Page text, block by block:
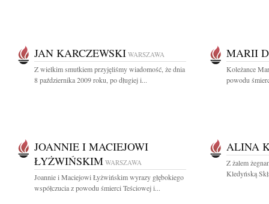
JAN KARCZEWSKI WARSZAWA
Z wielkim smutkiem przyjęliśmy wiadomość, że dnia
8 października 2009 roku, po długiej i...
MARII
Koleżance
powodu
JOANNIE I MACIEJOWI
ŁYŻWIŃSKIM WARSZAWA
Joannie i Maciejowi Łyżwińskim wyrazy głębokiego
współczucia z powodu śmierci Teściowej i...
ALINA
Z żalem
Kledyńską